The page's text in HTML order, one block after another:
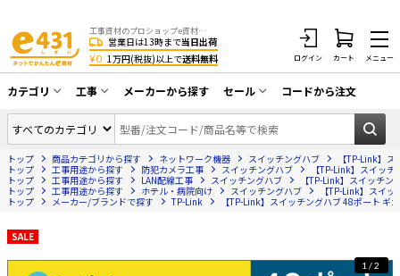
工事資材のプロショップe資材 CATV・アンテナ・防犯・光・LAN・電気・空調工事など
営業日は13時まで当日出荷
¥0 1万円(税抜)以上で送料無料 ログイン カート メニュー
カテゴリ
同軸ケーブル／テレビ用接栓／関連工具
アンテナ・取付金具・ブースター／CATV
部材類
配線補助具（モール・結束バンド・テー
プ類 他）
HDMIケーブル・周辺機器／RCAケーブル
工事
CATV・アンテナ工事
光工事・FTTH工事
エアコン・換気扇工事
LAN配線工事
メーカーから探す セール
在庫一掃セール
コードから注文
トップ 商品カテゴリから探す ネットワーク機器 スイッチングハブ
【TP-Link】
トップ
工事用途から探す 防犯カメラ工事 スイッチングハブ
【TP-Link】スイッ
トップ
工事用途から探す LAN配線工事 スイッチングハブ
【TP-Link】スイッチ
トップ
工事用途から探す ホテル・病院向け スイッチングハブ
【TP-Link】スイ
トップ
メーカー/ブランドで探す TP-Link 【TP-Link】スイッチングハブ 48ポート ギ
SALE
1/2